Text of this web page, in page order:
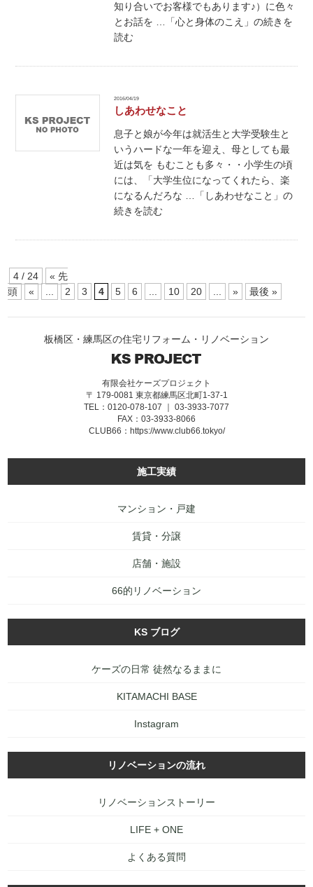
知り合いでお客様でもあります♪）に色々
とお話を …「心と身体のこえ」の続きを
読む
2016/04/19
しあわせなこと
息子と娘が今年は就活生と大学受験生と
いうハードな一年を迎え、母としても最
近は気を もむことも多々・・小学生の頃
には、「大学生位になってくれたら、楽
になるんだろな …「しあわせなこと」の
続きを読む
4 / 24
« 先
頭
« 2 3 4 5 6 10 20 » 最後 »
板橋区・練馬区の住宅リフォーム・リノベーション
有限会社ケーズプロジェクト
〒 179-0081 東京都練馬区北町1-37-1
TEL：0120-078-107 ｜ 03-3933-7077
FAX：03-3933-8066
CLUB66： https://www.club66.tokyo/
施工実績
マンション・戸建
賃貸・分譲
店舗・施設
66的リノベーション
KS ブログ
ケーズの日常 徒然なるままに
KITAMACHI BASE
Instagram
リノベーションの流れ
リノベーションストーリー
LIFE + ONE
よくある質問